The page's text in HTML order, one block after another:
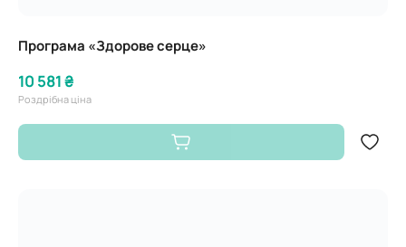
Програма «Здорове серце»
10 581 ₴
Роздрібна ціна